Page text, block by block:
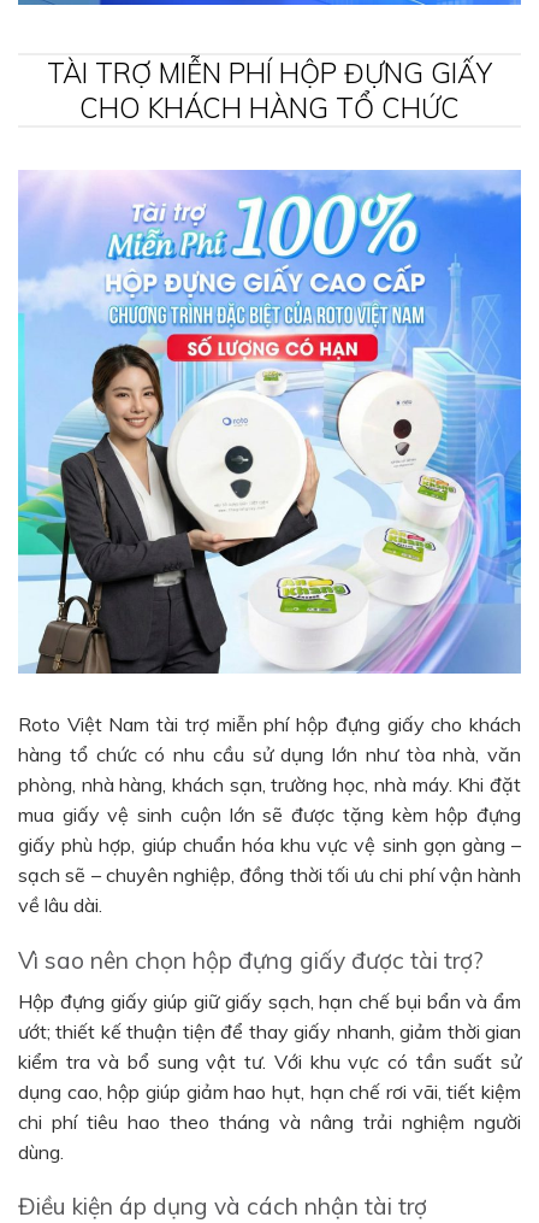
TÀI TRỢ MIỄN PHÍ HỘP ĐỰNG GIẤY
CHO KHÁCH HÀNG TỔ CHỨC
Roto Việt Nam tài trợ miễn phí hộp đựng giấy cho khách
hàng tổ chức có nhu cầu sử dụng lớn như tòa nhà, văn
phòng, nhà hàng, khách sạn, trường học, nhà máy. Khi đặt
mua giấy vệ sinh cuộn lớn sẽ được tặng kèm hộp đựng
giấy phù hợp, giúp chuẩn hóa khu vực vệ sinh gọn gàng –
sạch sẽ – chuyên nghiệp, đồng thời tối ưu chi phí vận hành
về lâu dài.
Vì sao nên chọn hộp đựng giấy được tài trợ?
Hộp đựng giấy giúp giữ giấy sạch, hạn chế bụi bẩn và ẩm
ướt; thiết kế thuận tiện để thay giấy nhanh, giảm thời gian
kiểm tra và bổ sung vật tư. Với khu vực có tần suất sử
dụng cao, hộp giúp giảm hao hụt, hạn chế rơi vãi, tiết kiệm
chi phí tiêu hao theo tháng và nâng trải nghiệm người
dùng.
Điều kiện áp dụng và cách nhận tài trợ